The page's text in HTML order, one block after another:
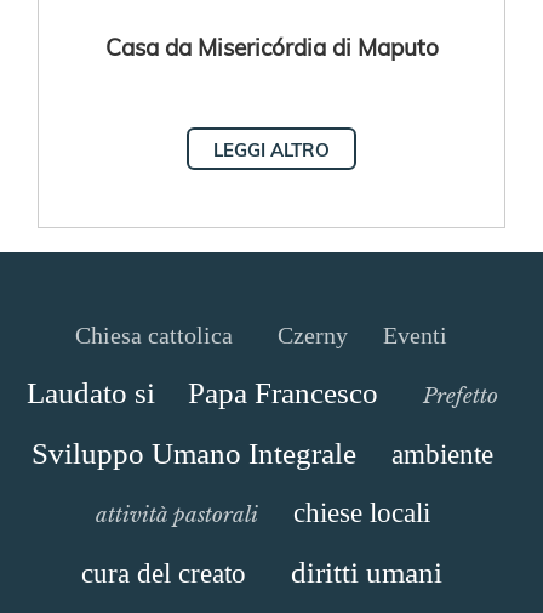
Casa da Misericórdia di Maputo
LEGGI ALTRO
Chiesa cattolica Czerny Eventi
Laudato si Papa Francesco Prefetto
Sviluppo Umano Integrale ambiente
attività pastorali
chiese locali
cura del creato
diritti umani